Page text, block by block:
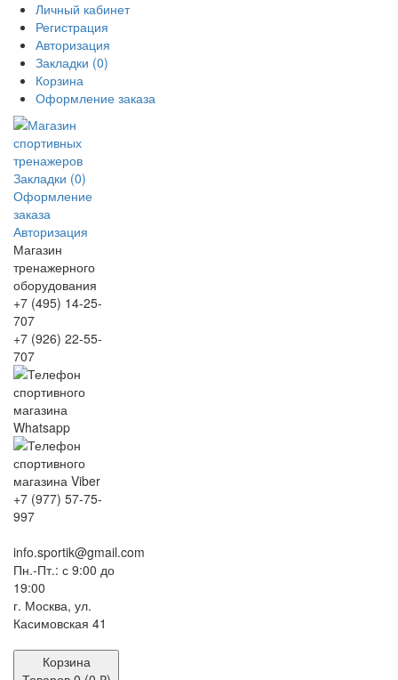
Личный кабинет
Регистрация
Авторизация
Закладки (0)
Корзина
Оформление заказа
Закладки (0)
Оформление
заказа
Авторизация
Магазин
тренажерного
оборудования
+7 (495) 14-25-
707
+7 (926) 22-55-
707
+7 (977) 57-75-
997
info.sportik@gmail.com
Пн.-Пт.: с 9:00 до
19:00
г. Москва, ул.
Касимовская 41
Корзина